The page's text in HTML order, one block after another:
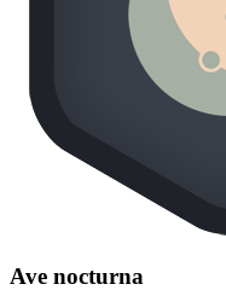
Ave nocturna